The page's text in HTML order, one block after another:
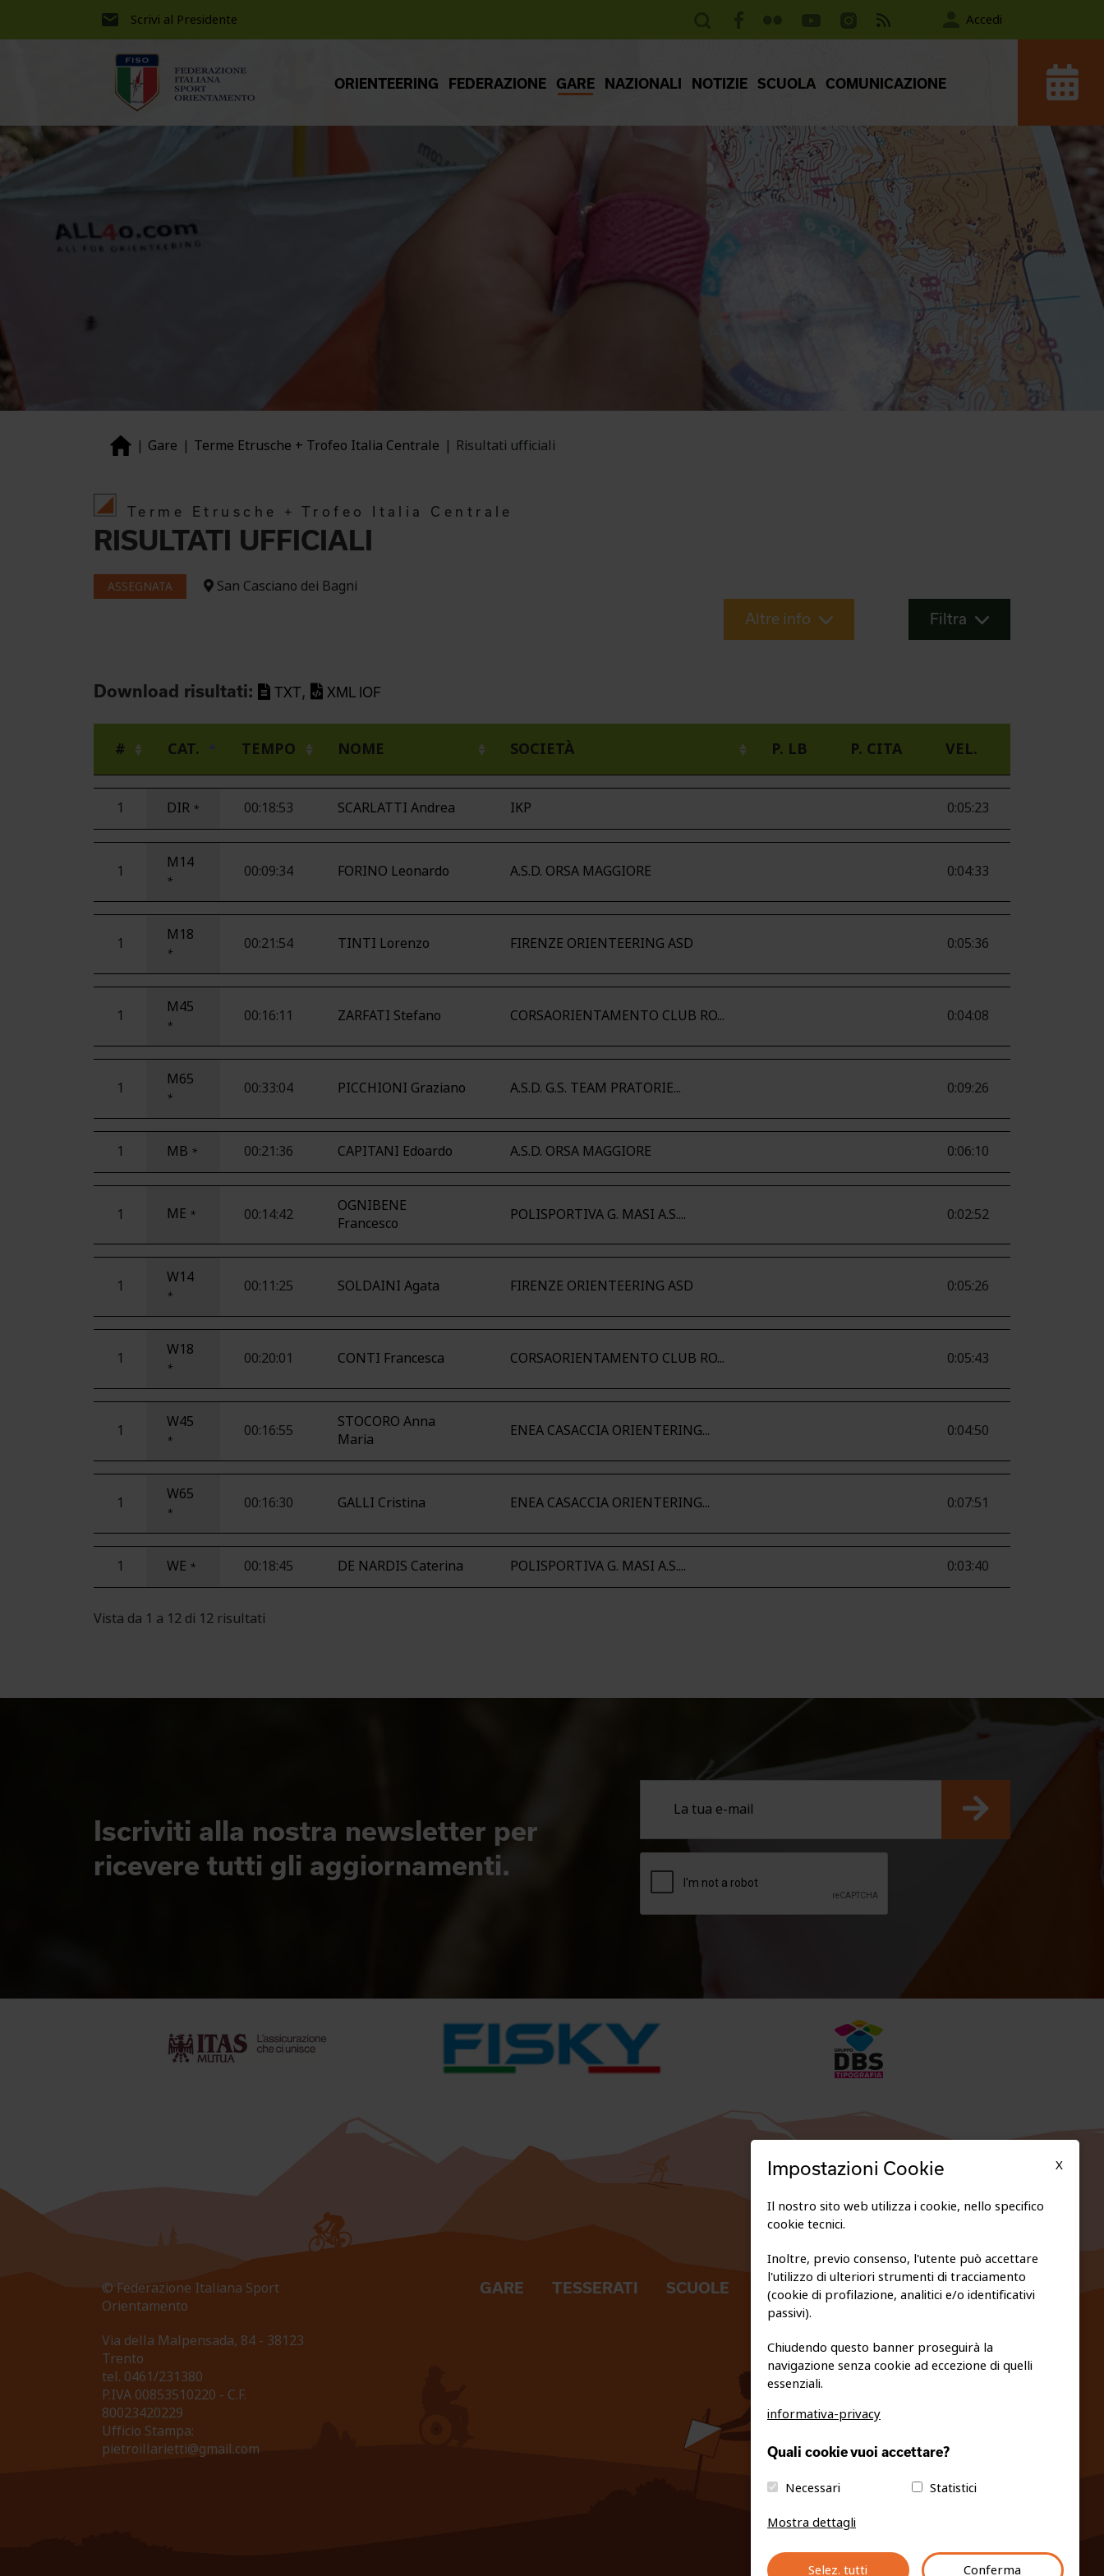
Scrivi al Presidente Accedi
ORIENTEERING FEDERAZIONE GARE NAZIONALI NOTIZIE SCUOLA COMUNICAZIONE
Gare Terme Etrusche + Trofeo Italia Centrale Risultati ufficiali
Terme Etrusche + Trofeo Italia Centrale
RISULTATI UFFICIALI
ASSEGNATA San Casciano dei Bagni
Altre info Filtra
Download risultati: TXT, XML IOF
# CAT. TEMPO NOME SOCIETÀ P. LB P. CITA VEL.
1 DIR * 00:18:53 SCARLATTI Andrea IKP 0:05:23
1 M14
*
00:09:34 FORINO Leonardo A.S.D. ORSA MAGGIORE 0:04:33
1 M18
*
00:21:54 TINTI Lorenzo FIRENZE ORIENTEERING ASD 0:05:36
1 M45
*
00:16:11 ZARFATI Stefano CORSAORIENTAMENTO CLUB RO... 0:04:08
1 M65
*
00:33:04 PICCHIONI Graziano A.S.D. G.S. TEAM PRATORIE... 0:09:26
1 MB * 00:21:36 CAPITANI Edoardo A.S.D. ORSA MAGGIORE 0:06:10
1 ME * 00:14:42
OGNIBENE
Francesco
POLISPORTIVA G. MASI A.S.... 0:02:52
1 W14
*
00:11:25 SOLDAINI Agata FIRENZE ORIENTEERING ASD 0:05:26
1 W18
*
00:20:01 CONTI Francesca CORSAORIENTAMENTO CLUB RO... 0:05:43
1 W45
*
00:16:55
STOCORO Anna
Maria
ENEA CASACCIA ORIENTERING... 0:04:50
1 W65
*
00:16:30 GALLI Cristina ENEA CASACCIA ORIENTERING... 0:07:51
1 WE * 00:18:45 DE NARDIS Caterina POLISPORTIVA G. MASI A.S.... 0:03:40
Vista da 1 a 12 di 12 risultati
Iscriviti alla nostra newsletter per
ricevere tutti gli aggiornamenti.
© Federazione Italiana Sport
Orientamento
Via della Malpensada, 84 - 38123
Trento
tel. 0461/231380
P.IVA 00853510220 - C.F.
80023420229
Ufficio Stampa:
pietroillarietti@gmail.com
GARE TESSERATI SCUOLE
FEDERAZIONE TRASPARENTE
PRIVACY E COOKIE POLICY
info@fiso.it |fiso@pec-mail.eu
X
Impostazioni Cookie
Il nostro sito web utilizza i cookie, nello specifico
cookie tecnici.
Inoltre, previo consenso, l'utente può accettare
l'utilizzo di ulteriori strumenti di tracciamento
(cookie di profilazione, analitici e/o identificativi
passivi).
Chiudendo questo banner proseguirà la
navigazione senza cookie ad eccezione di quelli
essenziali.
informativa-privacy
Quali cookie vuoi accettare?
Necessari
Statistici
Mostra dettagli
Selez. tutti Conferma